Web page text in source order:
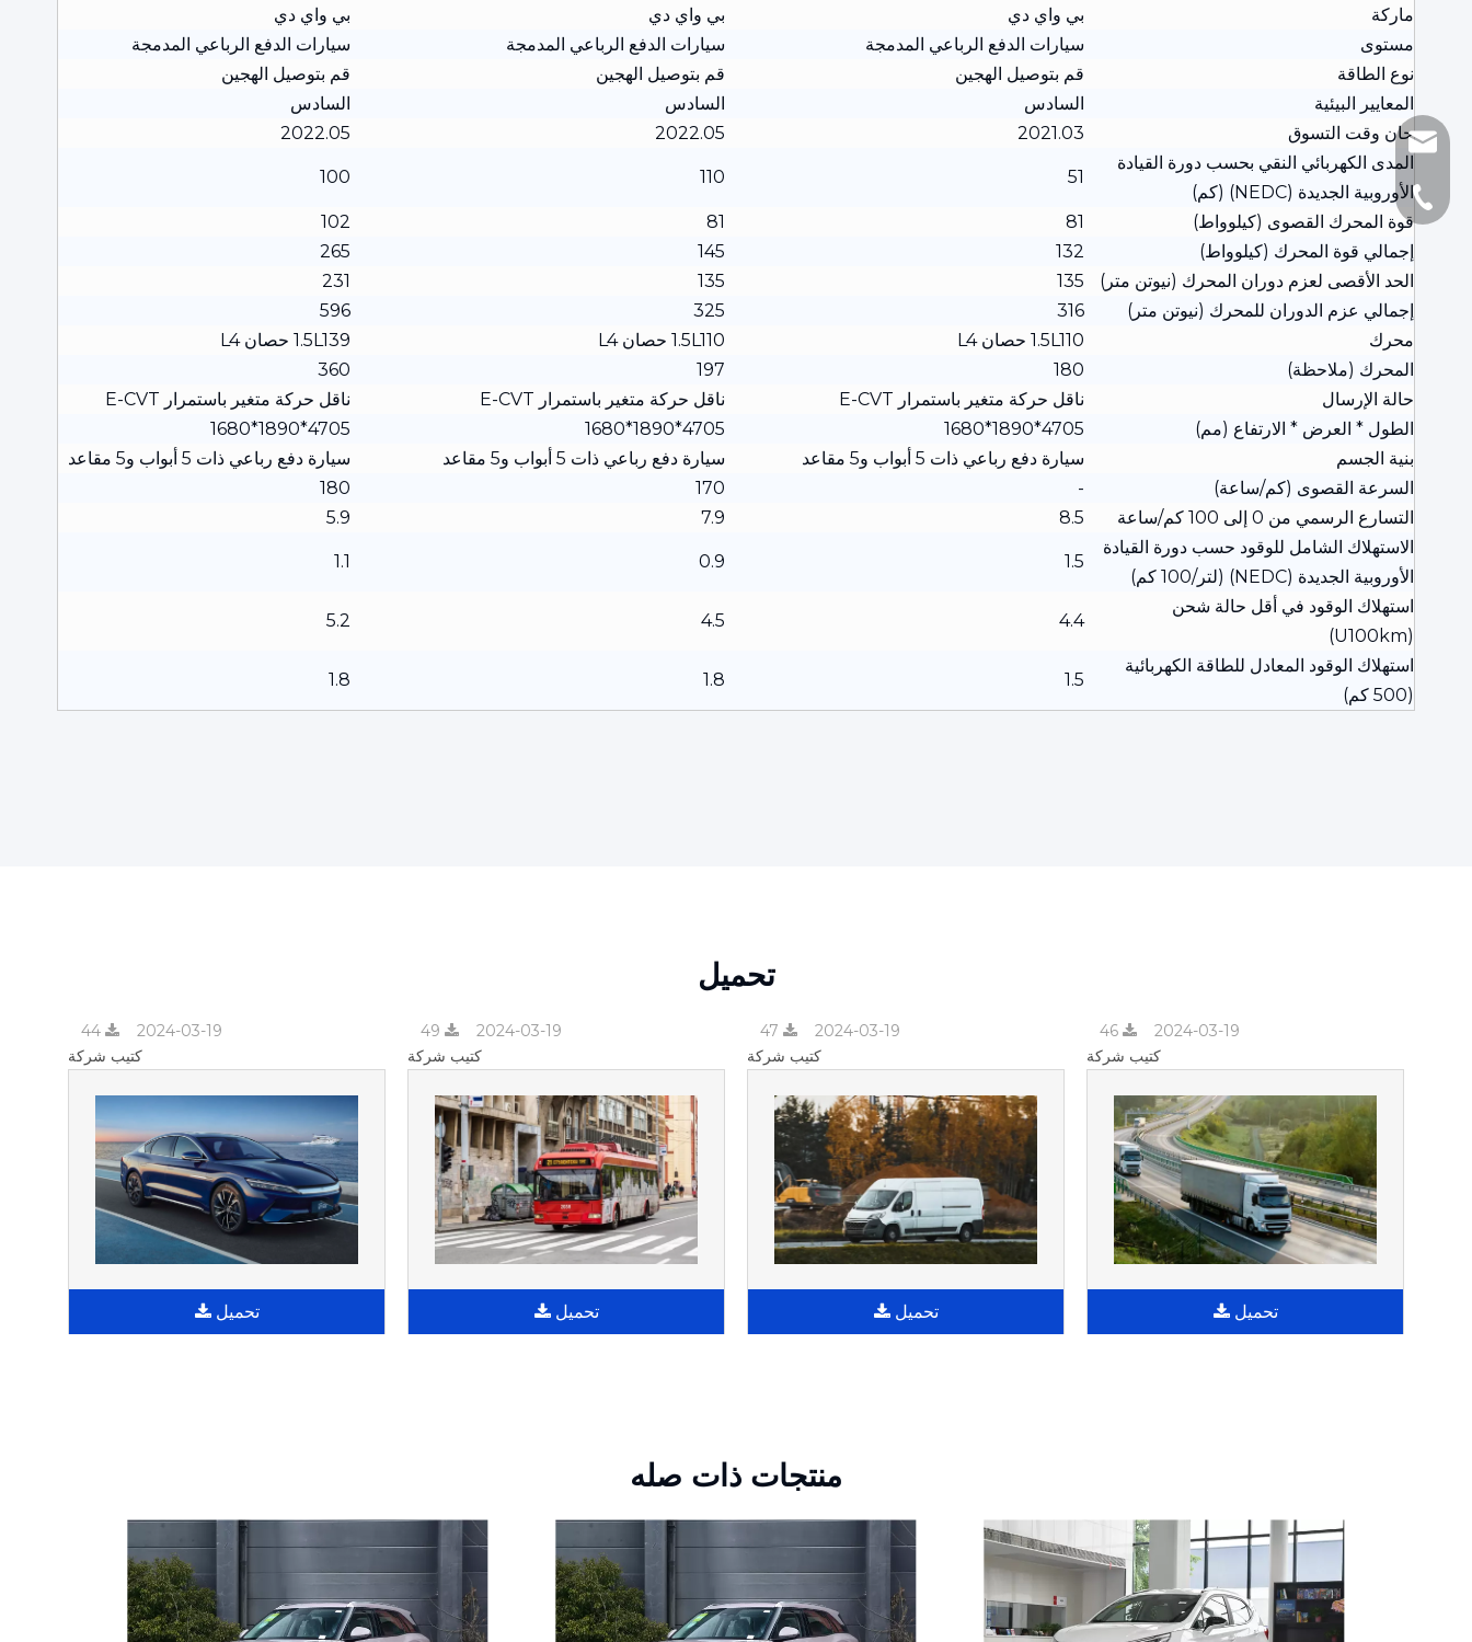
ماركة
بي واي دي بي واي دي
بي واي دي
مستوى
سيارات الدفع الرباعي المدمجة سيارات الدفع الرباعي المدمجة
سيارات الدفع الرباعي المدمجة
نوع الطاقة
قم بتوصيل الهجين قم بتوصيل الهجين
قم بتوصيل الهجين
المعايير البيئية
السادس السادس
السادس
حان وقت التسوق
2021.03
2022.05
2022.05
المدى الكهربائي النقي بحسب دورة القيادة
الأوروبية الجديدة (NEDC) (كم)
51
110
100
قوة المحرك القصوى (كيلوواط) 81
81
102
إجمالي قوة المحرك (كيلوواط)
132
145
265
الحد الأقصى لعزم دوران المحرك (نيوتن متر)
135
135
231
إجمالي عزم الدوران للمحرك (نيوتن متر)
316
325
596
محرك
1.5L110 حصان L4 1.5L110 حصان L4
1.5L139 حصان L4
المحرك (ملاحظة)
180
197
360
حالة الإرسال
ناقل حركة متغير باستمرار E-CVT ناقل حركة متغير باستمرار E-CVT
ناقل حركة متغير باستمرار E-CVT
الطول * العرض * الارتفاع (مم)
4705*1890*1680
4705*1890*1680
4705*1890*1680
بنية الجسم
سيارة دفع رباعي ذات 5 أبواب و5 مقاعد سيارة دفع رباعي ذات 5 أبواب و5 مقاعد
سيارة دفع رباعي ذات 5 أبواب و5 مقاعد
السرعة القصوى (كم/ساعة)
-
170
180
التسارع الرسمي من 0 إلى 100 كم/ساعة
8.5
7.9
5.9
الاستهلاك الشامل للوقود حسب دورة القيادة
الأوروبية الجديدة (NEDC) (لتر/100 كم)
1.5
0.9
1.1
استهلاك الوقود في أقل حالة شحن
(U100km)
4.4
4.5
5.2
استهلاك الوقود المعادل للطاقة الكهربائية
(500 كم)
1.5
1.8
1.8
تحميل
2024-03-19
كتيب شركة
تحميل
2024-03-19
كتيب شركة
تحميل
2024-03-19
كتيب شركة
تحميل
2024-03-19
كتيب شركة
تحميل
منتجات ذات صله
+86-21-